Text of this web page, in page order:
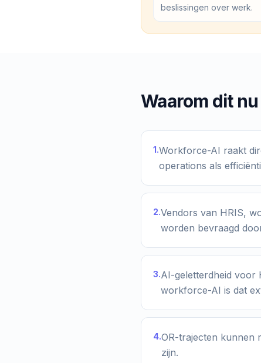
beslissingen over werk.
Waarom dit
1.Workforce-AI raakt
operations als
2.Vendors van HRIS,
worden bevraagd
3.AI-geletterdheid voor
workforce-AI is dat
4.OR-trajecten kunnen
zijn.